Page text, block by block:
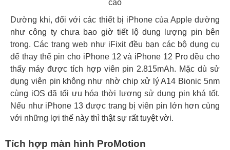
Dường khi, đối với các thiết bị iPhone của Apple dường
như công ty chưa bao giờ tiết lộ dung lượng pin bên
trong. Các trang web như iFixit đều bạn các bộ dụng cụ
để thay thế pin cho iPhone 12 và iPhone 12 Pro đều cho
thấy máy được tích hợp viên pin 2.815mAh. Mặc dù sử
dụng viên pin không như nhờ chip xử lý A14 Bionic 5nm
cùng iOS đã tối ưu hóa thời lượng sử dụng pin khá tốt.
Nếu như iPhone 13 được trang bị viên pin lớn hơn cùng
với những lợi thế này thì thật sự rất tuyệt vời.
Tích hợp màn hình ProMotion